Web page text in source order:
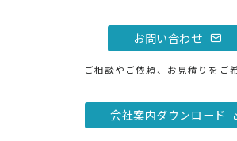
お問い合わせ
ご相談やご依頼、お見積りをご
会社案内ダウンロード